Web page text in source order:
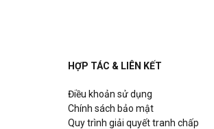
HỢP TÁC & LIÊN KẾT
Điều khoản sử dụng
Chính sách bảo mật
Quy trình giải quyết tranh chấp